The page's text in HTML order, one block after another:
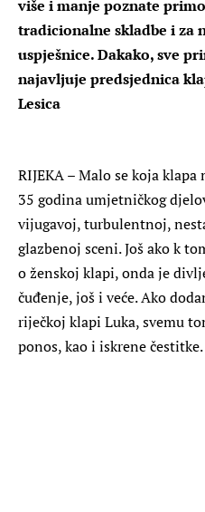
više i manje poznate
tradicionalne skladbe i za
uspješnice. Dakako, sve
najavljuje predsjednica
Lesica
RIJEKA – Malo se koja
35 godina umjetničkog
vijugavoj, turbulentnoj,
glazbenoj sceni. Još ako k
o ženskoj klapi, onda je
čuđenje, još i veće. Ako
riječkoj klapi Luka, svemu
ponos, kao i iskrene čestitke.